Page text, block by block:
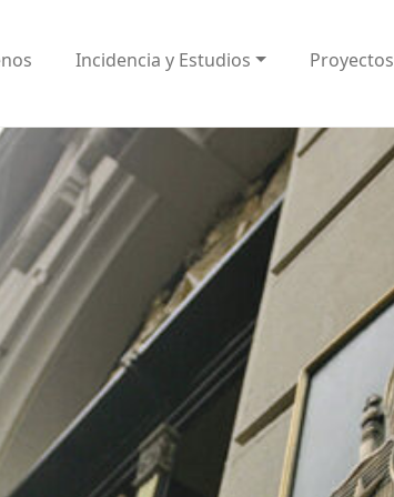
Incidencia y Estudios Proyectos